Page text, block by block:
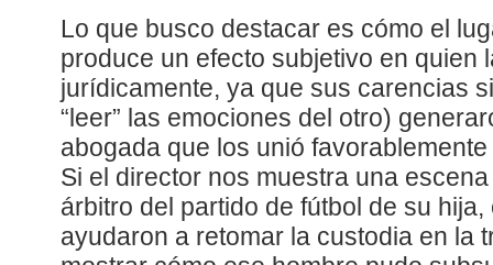
Lo que busco destacar es cómo el
produce un efecto subjetivo en quien
jurídicamente, ya que sus carencias
“leer” las emociones del otro)
abogada que los unió
Si el director nos muestra una
árbitro del partido de fútbol de su
ayudaron a retomar la custodia en la